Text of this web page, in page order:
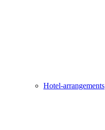
Hotel-arrangements